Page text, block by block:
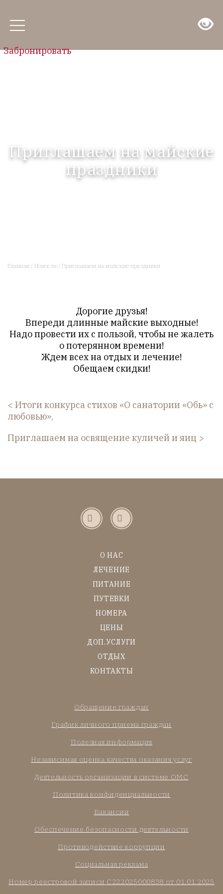
Забронировать
Приглашаем на майские
праздники
Главная / Новости / Приглашаем на майские праздники
Дорогие друзья!
Впереди длинные майские выходные!
Надо провести их с пользой, чтобы не жалеть
о потерянном времени!
Ждем всех на отдых и лечение!
Обещаем скидки!
Итоги конкурса стихов «О санатории «Обь» с
любовью»,
Приглашаем на освящение куличей и яиц
О НАС
ЛЕЧЕНИЕ
ПИТАНИЕ
ПУТЕВКИ
НОМЕРА
ЦЕНЫ
ДОП.УСЛУГИ
ОТДЫХ
КОНТАКТЫ
Обращение граждан
График личного приема граждан
Полезная информация
Независимая оценка качества оказания услуг
Деятельность организации в системе ОМС
Политика конфиденциальности
Вакансии
Обеспечение безопасности деятельности
Противодействие коррупции
Социальная реклама
Номер реестровой записи С222025000838 от 01.01.2025